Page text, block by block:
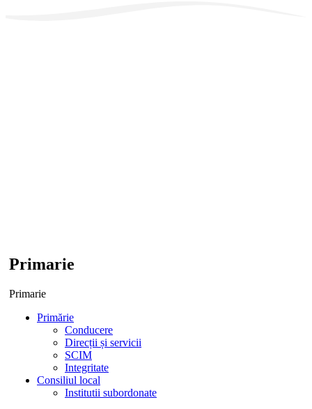
Primarie
Primarie
Primărie
Conducere
Direcții și servicii
SCIM
Integritate
Consiliul local
Institutii subordonate